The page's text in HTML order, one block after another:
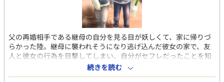
父の再婚相手である継母の自分を見る目が妖しくて、家に帰りづ
らかった陸。継母に襲われそうになり逃げ込んだ彼女の家で、友
人と彼女の行為を目撃してしまい、自分がセフレだったことを知
った。女性に恐怖を感じ、女を抱けなくなってしまう。 家にも彼
女の元にも行くことができなくなり、路頭に迷う陸。そんな彼を
続きを読む